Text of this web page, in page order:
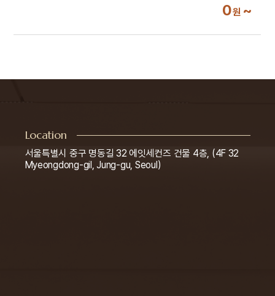
3주차 : 압출관리 + 아큐토닝 + 블랙필 + 염증주사 + 진정관리 +
4주차 : 압출관리 + 아큐토닝 + 블랙필 + 염증주사 + 진정관리 +
0원 ~
Location
서울특별시 중구 명동길 32 에잇세컨즈 건물 4층, (4F 32
Myeongdong-gil, Jung-gu, Seoul)